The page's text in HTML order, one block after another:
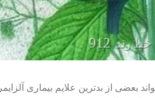
نعنا می تواند بعضی از بدترین علایم بیماری